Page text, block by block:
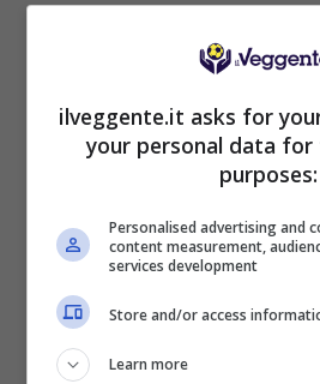
Articoli Recenti
ilveggente.it asks for
your personal data
purposes:
Personalised advertising and
content measurement,
services development
Store and/or access
Learn more